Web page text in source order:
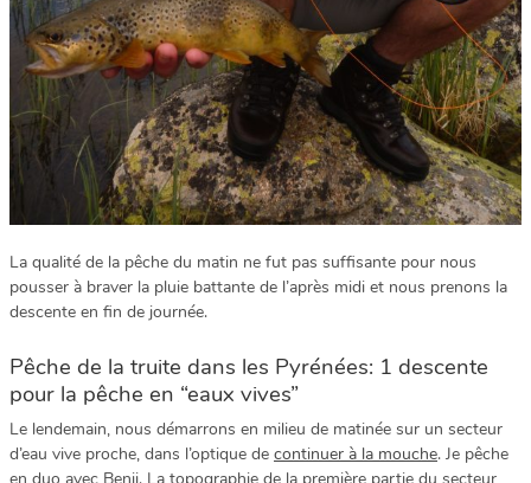
La qualité de la pêche du matin ne fut pas suffisante pour nous
pousser à braver la pluie battante de l’après midi et nous prenons la
descente en fin de journée.
Pêche de la truite dans les Pyrénées: 1 descente
pour la pêche en “eaux vives”
Le lendemain, nous démarrons en milieu de matinée sur un secteur
d’eau vive proche, dans l’optique de continuer à la mouche. Je pêche
en duo avec Benji. La topographie de la première partie du secteur